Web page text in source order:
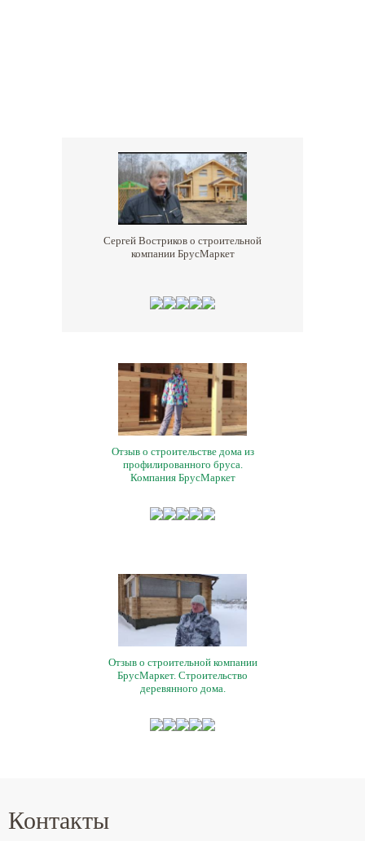
Сергей Востриков о строительной
компании БрусМаркет
Отзыв о строительстве дома из
профилированного бруса.
Компания БрусМаркет
Отзыв о строительной компании
БрусМаркет. Строительство
деревянного дома.
Контакты